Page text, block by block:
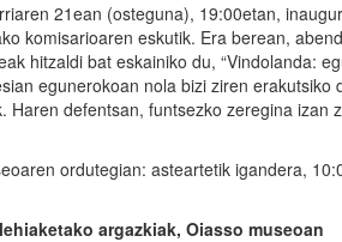
21ean (osteguna), 19:00etan,
komisarioaren eskutik. Era berean,
hitzaldi bat eskainiko du, “Vindolanda:
egunerokoan nola bizi ziren
Haren defentsan, funtsezko zeregina
ordutegian: asteartetik igandera,
argazkiak, Oiasso museoan